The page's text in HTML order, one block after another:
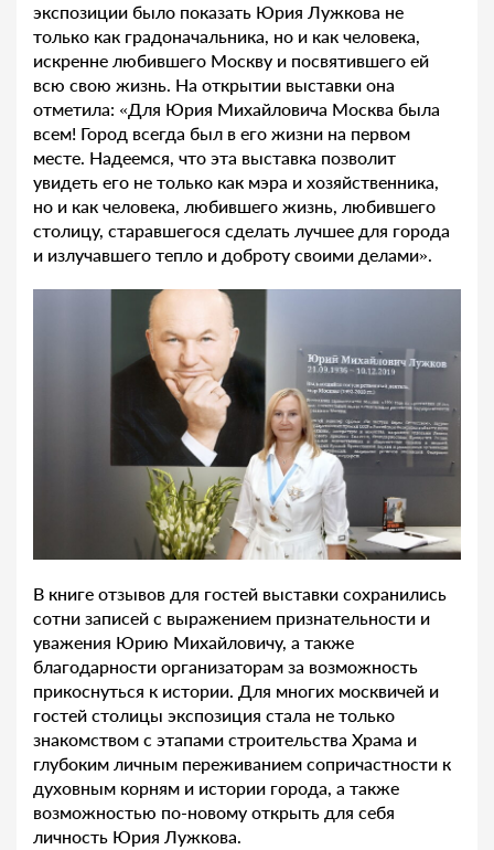
экспозиции было показать Юрия Лужкова не
только как градоначальника, но и как человека,
искренне любившего Москву и посвятившего ей
всю свою жизнь. На открытии выставки она
отметила: «Для Юрия Михайловича Москва была
всем! Город всегда был в его жизни на первом
месте. Надеемся, что эта выставка позволит
увидеть его не только как мэра и хозяйственника,
но и как человека, любившего жизнь, любившего
столицу, старавшегося сделать лучшее для города
и излучавшего тепло и доброту своими делами».
В книге отзывов для гостей выставки сохранились
сотни записей с выражением признательности и
уважения Юрию Михайловичу, а также
благодарности организаторам за возможность
прикоснуться к истории. Для многих москвичей и
гостей столицы экспозиция стала не только
знакомством с этапами строительства Храма и
глубоким личным переживанием сопричастности к
духовным корням и истории города, а также
возможностью по-новому открыть для себя
личность Юрия Лужкова.